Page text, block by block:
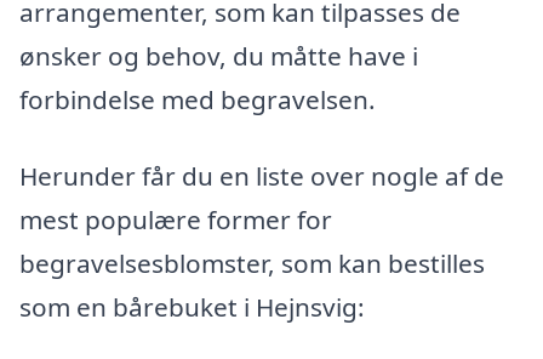
arrangementer, som kan tilpasses de
ønsker og behov, du måtte have i
forbindelse med begravelsen.
Herunder får du en liste over nogle af de
mest populære former for
begravelsesblomster, som kan bestilles
som en bårebuket i Hejnsvig: